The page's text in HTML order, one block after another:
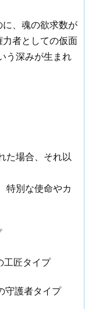
、魂の欲求数が
者としての仮面
う深みが生まれ
た場合、それ以
特別な使命やカ
工匠タイプ
守護者タイプ